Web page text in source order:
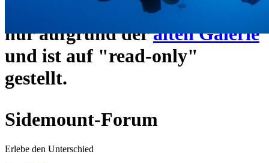
Das alte Forum hier existiert
nur aufgrund deralten Galerie
und ist auf "read-only"
gestellt.
Sidemount-Forum
Erlebe den Unterschied